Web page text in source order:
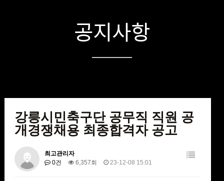
공지사항
강릉시민축구단 공무직 직원 공
개경쟁채용 최종합격자 공고
최고관리자
0건
6,357회 23-12-08 15:01